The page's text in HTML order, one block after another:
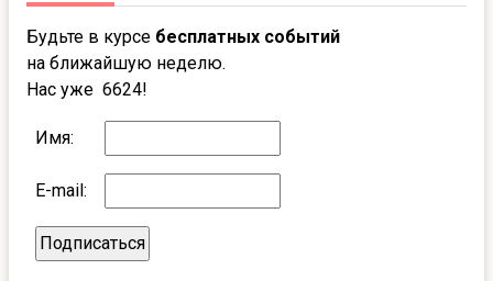
Будьте в курсе бесплатных событий
на ближайшую неделю.
Нас уже 6624!
Имя:
E-mail: